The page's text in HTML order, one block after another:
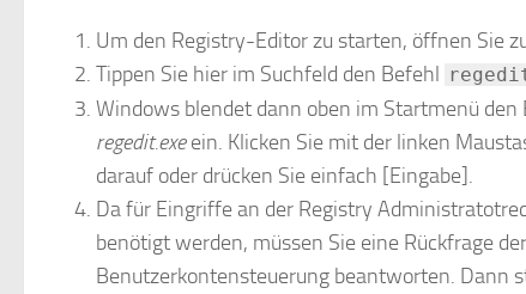
Um den Registry-Editor zu starten, öffnen Sie
Tippen Sie hier im Suchfeld den Befehl
Windows blendet dann oben im Startmenü den
regedit.exeein. Klicken Sie mit der linken
darauf oder drücken Sie einfach [Eingabe].
Da für Eingriffe an der Registry
benötigt werden, müssen Sie eine Rückfrage der
Benutzerkontensteuerung beantworten. Dann